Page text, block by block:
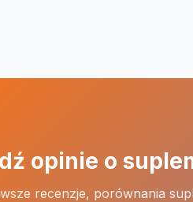
opinie o
recenzje, porównania